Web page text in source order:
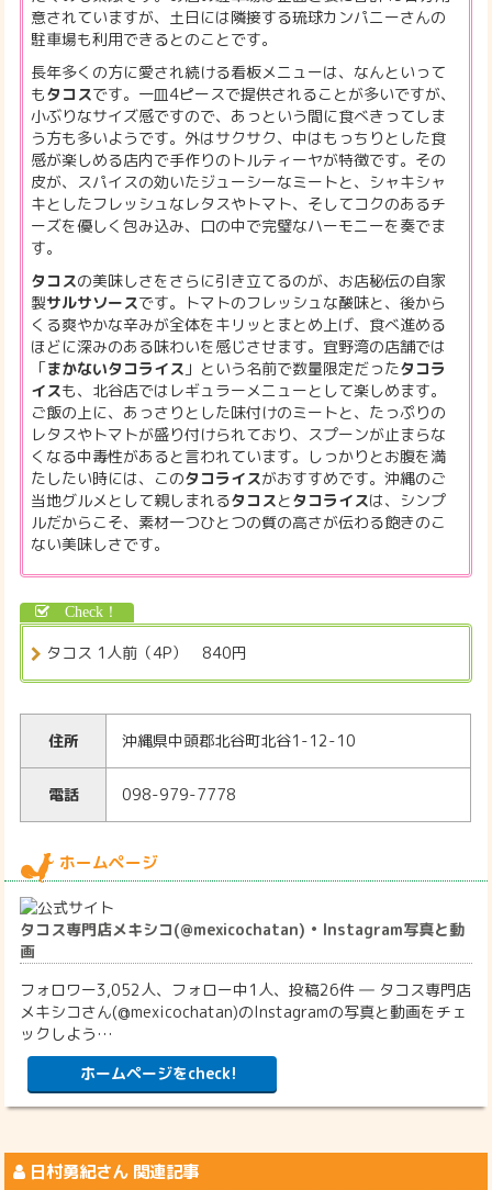
意されていますが、土日には隣接する琉球カンパニーさんの
駐車場も利用できるとのことです。
長年多くの方に愛され続ける看板メニューは、なんといって
もタコスです。一皿4ピースで提供されることが多いですが、
小ぶりなサイズ感ですので、あっという間に食べきってしま
う方も多いようです。外はサクサク、中はもっちりとした食
感が楽しめる店内で手作りのトルティーヤが特徴です。その
皮が、スパイスの効いたジューシーなミートと、シャキシャ
キとしたフレッシュなレタスやトマト、そしてコクのあるチ
ーズを優しく包み込み、口の中で完璧なハーモニーを奏でま
す。
タコスの美味しさをさらに引き立てるのが、お店秘伝の自家
製サルサソースです。トマトのフレッシュな酸味と、後から
くる爽やかな辛みが全体をキリッとまとめ上げ、食べ進める
ほどに深みのある味わいを感じさせます。宜野湾の店舗では
「まかないタコライス 」という名前で数量限定だったタコラ
イスも、北谷店ではレギュラーメニューとして楽しめます。
ご飯の上に、あっさりとした味付けのミートと、たっぷりの
レタスやトマトが盛り付けられており、スプーンが止まらな
くなる中毒性があると言われています。しっかりとお腹を満
たしたい時には、このタコライスがおすすめです。沖縄のご
当地グルメとして親しまれるタコス とタコライスは、シンプ
ルだからこそ、素材一つひとつの質の高さが伝わる飽きのこ
ない美味しさです。
タコス 1人前（4P） 840円
住所 沖縄県中頭郡北谷町北谷1-12-10
電話 098-979-7778
ホームページ
タコス専門店メキシコ(@mexicochatan) • Instagram写真と動
画
フォロワー3,052人、フォロー中1人、投稿26件 ― タコス専門店
メキシコさん(@mexicochatan)のInstagramの写真と動画をチェ
ックしよう…
ホームページをcheck!
日村勇紀さん 関連記事